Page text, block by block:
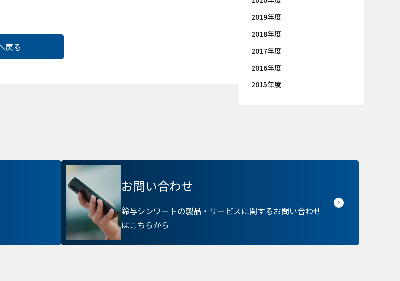
戻る
2019年度
2018年度
2017年度
2016年度
2015年度
お問い合わせ
鈴与シンワートの製品・サービスに関するお問い合わせ
はこちらから
Cookie の確認と管理
プライバシー情報
お客様が当サイトを訪れると、ブラウザに情報が保存される、またはブ